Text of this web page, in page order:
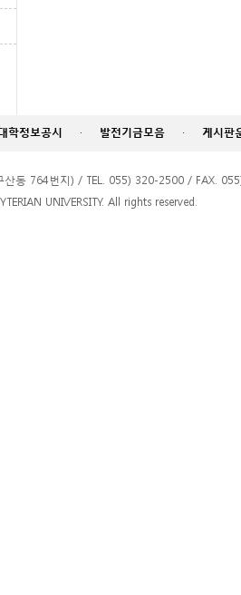
학정보공시 · 발전기금모음 · 게시판
동 764번지) / TEL. 055) 320-2500 / FAX.
UNIVERSITY. All rights reserved.